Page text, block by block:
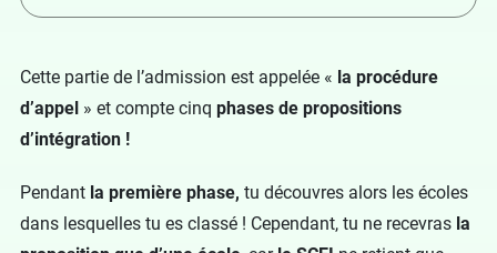
Cette partie de l’admission est appelée « la procédure
d’appel » et compte cinq phases de propositions
d’intégration !
Pendant la première phase, tu découvres alors les écoles
dans lesquelles tu es classé ! Cependant, tu ne recevras la